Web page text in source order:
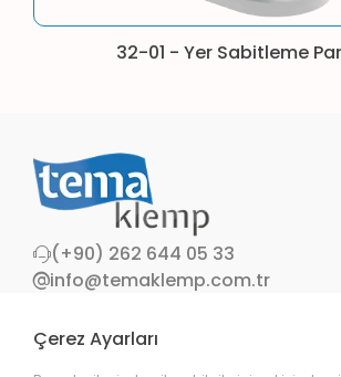
32-01 - Yer Sabitleme
(+90) 262 644 05 33
info@temaklemp.com.tr
Kocaeli / Türkiye
Çerez Ayarları